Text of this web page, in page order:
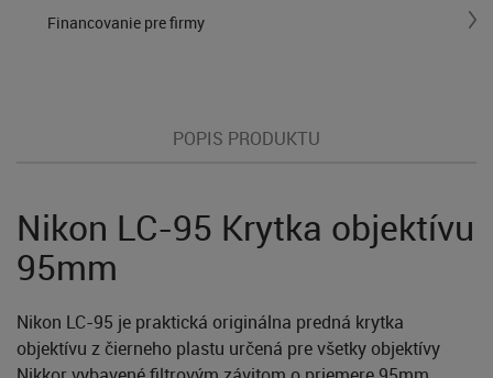
Financovanie pre firmy
POPIS PRODUKTU
Nikon LC-95 Krytka objektívu
95mm
Nikon LC-95 je praktická originálna predná krytka
objektívu z čierneho plastu určená pre všetky objektívy